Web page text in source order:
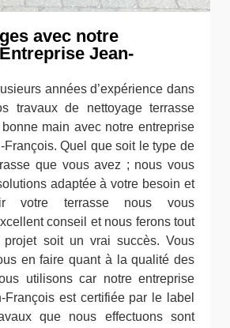
avec notre
Jean-
années d’expérience dans
travaux de nettoyage terrasse
main avec notre entreprise
François. Quel que soit le type de
que vous avez ; nous vous
adaptée à votre besoin et
votre terrasse nous vous
conseil et nous ferons tout
projet soit un vrai succès. Vous
en faire quant à la qualité des
utilisons car notre entreprise
François est certifiée par le label
que nous effectuons sont